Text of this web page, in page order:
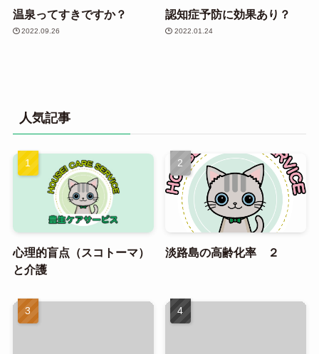
温泉ってすきですか？
2022.09.26
認知症予防に効果あり？
2022.01.24
人気記事
心理的盲点（スコトーマ）
と介護
淡路島の高齢化率 ２